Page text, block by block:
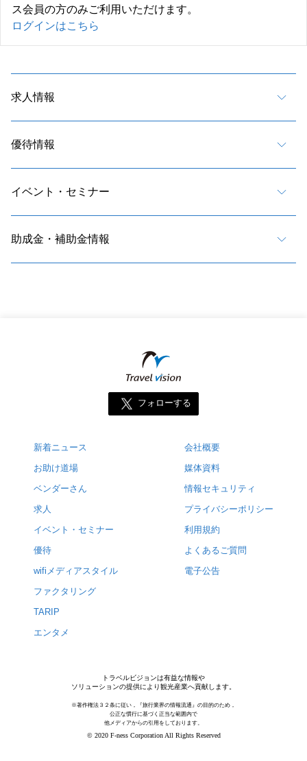
ス会員の方のみご利用いただけます。
ログインはこちら
求人情報
優待情報
イベント・セミナー
助成金・補助金情報
フォローする
新着ニュース
お助け道場
ベンダーさん
求人
イベント・セミナー
優待
wifiメディアスタイル
ファクタリング
TARIP
エンタメ
会社概要
媒体資料
情報セキュリティ
プライバシーポリシー
利用規約
よくあるご質問
電子公告
トラベルビジョンは有益な情報や
ソリューションの提供により観光産業へ貢献します。
※著作権法３２条に従い，『旅行業界の情報流通』の目的のため，
公正な慣行に基づく正当な範囲内で
他メディアからの引用をしております。
© 2020 F-ness Corporation All Rights Reserved